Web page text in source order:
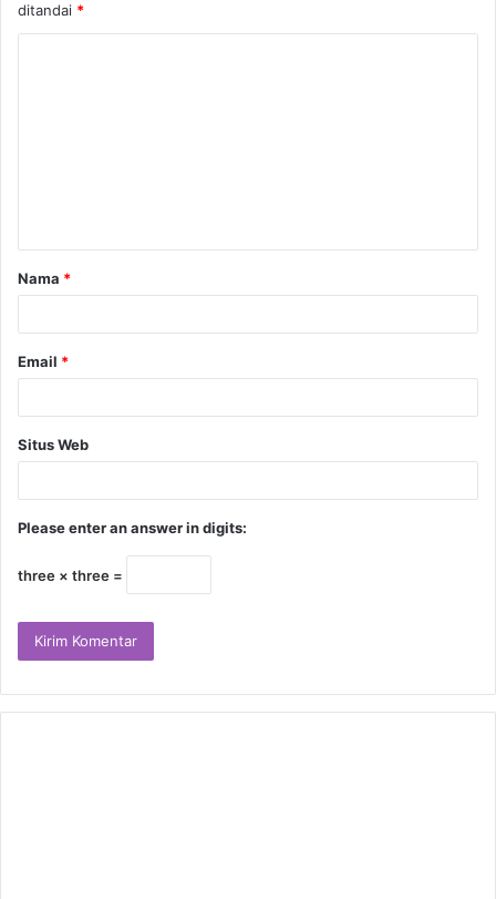
ditandai *
Nama *
Email *
Situs Web
Please enter an answer in digits:
three × three =